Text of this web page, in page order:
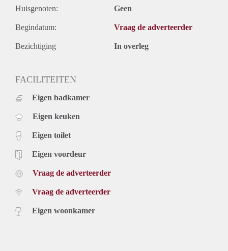
Huisgenoten: Geen
Begindatum: Vraag de adverteerder
Bezichtiging In overleg
FACILITEITEN
Eigen badkamer
Eigen keuken
Eigen toilet
Eigen voordeur
Vraag de adverteerder
Vraag de adverteerder
Eigen woonkamer